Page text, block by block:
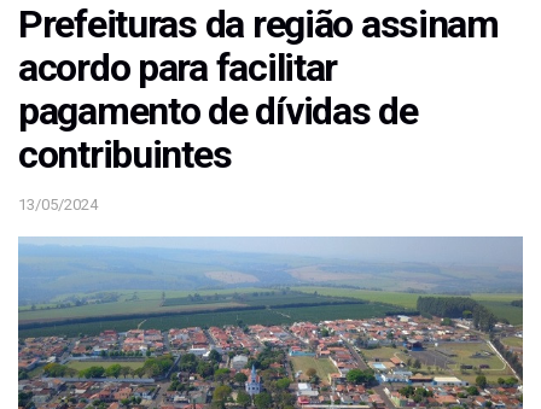
Prefeituras da região assinam
acordo para facilitar
pagamento de dívidas de
contribuintes
13/05/2024